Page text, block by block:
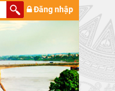
Đăng nhập